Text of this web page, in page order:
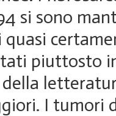
si sono
quasi
piuttosto
I tumori